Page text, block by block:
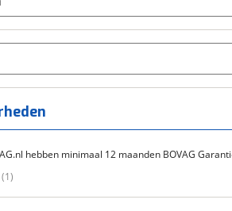
(0)
hebben minimaal 12 maanden BOVAG
(1)